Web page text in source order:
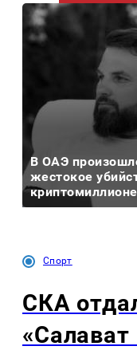
В ОАЭ
жестокое
Спорт
СКА